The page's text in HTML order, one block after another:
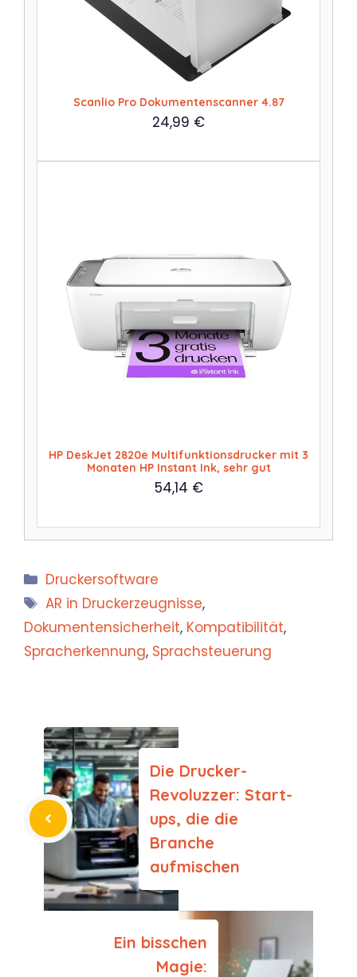
Scanlio Pro Dokumentenscanner 4.87
24,99 €
HP DeskJet 2820e Multifunktionsdrucker mit 3
Monaten HP Instant Ink, sehr gut
54,14 €
Kategorien
Druckersoftware
Schlagwörter
AR in Druckerzeugnisse,
Dokumentensicherheit, Kompatibilität,
Spracherkennung, Sprachsteuerung
Die Drucker-
Revoluzzer: Start-
ups, die die
Branche
aufmischen
Ein bisschen
Magie: